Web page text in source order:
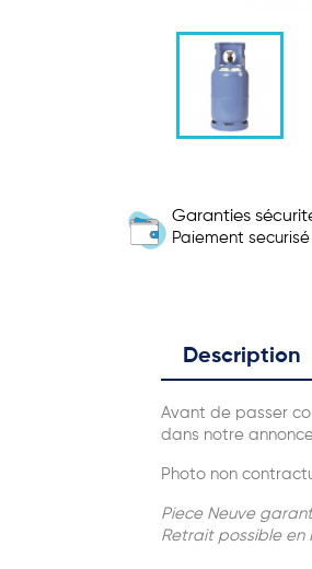
Garanties
Paiement securisé
Description
Avant de passer
dans notre
Photo non
Piece Neuve
Retrait possible en